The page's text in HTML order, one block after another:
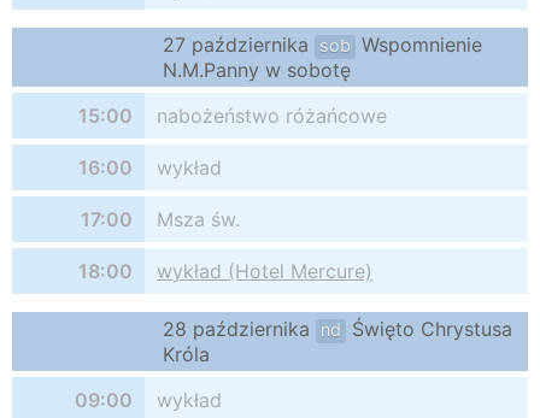
27 października sob Wspomnienie
N.M.Panny w sobotę
15:00
nabożeństwo różańcowe
16:00 wykład
17:00 Msza św.
18:00 wykład (Hotel Mercure)
28 października nd
Święto Chrystusa
Króla
09:00
wykład